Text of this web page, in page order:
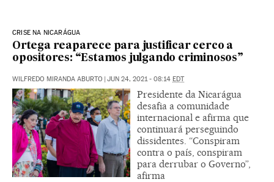
CRISE NA NICARÁGUA
Ortega reaparece para justificar cerco a
opositores: “Estamos julgando criminosos”
WILFREDO MIRANDA ABURTO | JUN 24, 2021 - 08:14 EDT
Presidente da Nicarágua
desafia a comunidade
internacional e afirma que
continuará perseguindo
dissidentes. “Conspiram
contra o país, conspiram
para derrubar o Governo”,
afirma